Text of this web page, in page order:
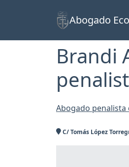
Abogado
Brandi
Abogado penalista
C/ Tomás López